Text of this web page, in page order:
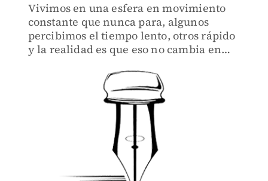
Vivimos en una esfera en movimiento
constante que nunca para, algunos
percibimos el tiempo lento, otros rápido
y la realidad es que eso no cambia en